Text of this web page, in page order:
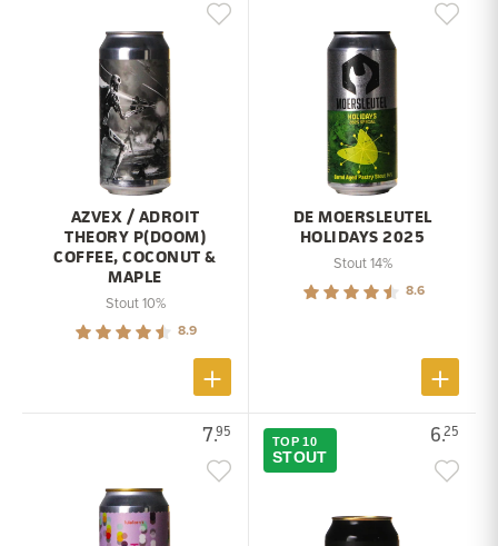
AZVEX / ADROIT
THEORY P(DOOM)
COFFEE, COCONUT &
MAPLE
Stout 10%
8.9
DE MOERSLEUTEL
HOLIDAYS 2025
Stout 14%
8.6
7.95 6.25
TOP 10
STOUT